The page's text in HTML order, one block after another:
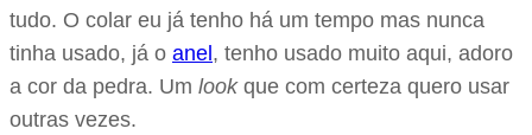
tudo. O colar eu já tenho há um tempo mas nunca
tinha usado, já o anel, tenho usado muito aqui, adoro
a cor da pedra. Um look que com certeza quero usar
outras vezes.